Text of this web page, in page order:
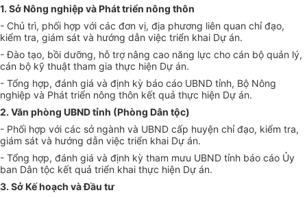
1. Sở Nông nghiệp và Phát triển nông thôn
- Chủ trì, phối hợp với các đơn vị, địa phương liên quan chỉ đạo,
kiểm tra, giám sát và hướng dẫn việc triển khai Dự án.
- Đào tạo, bồi dưỡng, hỗ trợ nâng cao năng lực cho cán bộ quản lý,
cán bộ kỹ thuật tham gia thực hiện Dự án.
- Tổng hợp, đánh giá và định kỳ báo cáo UBND tỉnh, Bộ Nông
nghiệp và Phát triển nông thôn kết quả thực hiện Dự án.
2. Văn phòng UBND tỉnh (Phòng Dân tộc)
- Phối hợp với các sở ngành và UBND cấp huyện chỉ đạo, kiểm tra,
giám sát và hướng dẫn việc triển khai Dự án.
- Tổng hợp, đánh giá và định kỳ tham mưu UBND tỉnh báo cáo Ủy
ban Dân tộc kết quả triển khai thực hiện Dự án.
3. Sở Kế hoạch và Đầu tư